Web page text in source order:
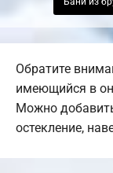
Обратите
имеющийся в
Можно
остекление,